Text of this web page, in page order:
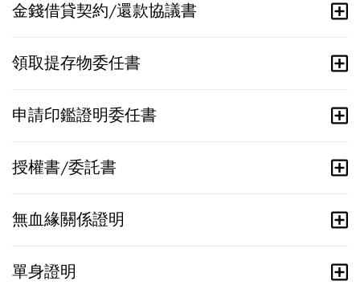
金錢借貸契約/還款協議書
領取提存物委任書
申請印鑑證明委任書
授權書/委託書
無血緣關係證明
單身證明